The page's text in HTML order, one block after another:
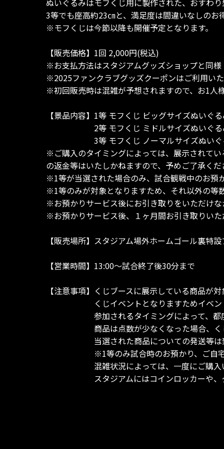
3等でも座高約23㎝と、満足度は間違いなしの
※モフくじは今節以降も開催予定となります。
【販売価格】1回 2,000円(税込)
※お支払方法はスタジアムグッズショップと同様
※2025ファンクラブグッズクーポンはご利用い
※初回販売時は混雑が予想されますので、お1人
【景品内容】1等 モフくじ ビッグサイズぬいぐ
2等 モフくじ ミドルサイズぬいぐるみ
3等 モフくじ ノーマルサイズぬいぐる
※ご購入のタイミングによっては、展示されて
の返金等はいたしかねますので、予めご了承く
※1等が当選された場合のみ、試合観戦中のお預
※1等のみが対象となりますため、それ以外の等
※お預かりサービス後にお引き取りをいただけ
※お預かりサービス後、１ヶ月間お引き取りい
【販売場所】スタジアム場外ホームゴール裏特
【営業時間】13:00～試合終了後30分まで
【注意事項】くじブースに展示している商品が
くじイベントとなりますためイベントの
参加されるタイミングによって、都度、
商品は点数が少なくなった場合、くじと
当選された商品についての発送等は致し
※1等のみ試合時のお預かり、ご自宅へ
混雑状況によっては、一度にご購入いた
スタジアムにはコインロッカーや、クロ